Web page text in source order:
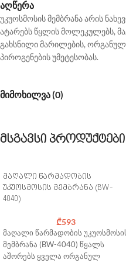
აღწერა
უკუოსმოსის მემბრანა არის
ატარებს წყლის მოლეკულებს,
გახსნილი მარილების,
პიროგენების უმეტესობას.
მიმოხილვა (0)
მსგავსი პროდუქტები
მაღალი წარმადობის
უკუოსმოსის მემბრანა (BW-
4040)
₾593
მაღალი წარმადობის
მემბრანა (BW-4040) წყალს
აშორებს ყველა ორგანულ